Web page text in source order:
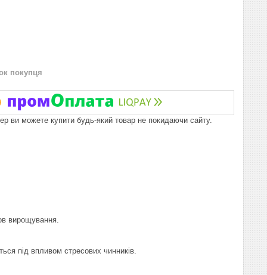
покупця
ви можете купити будь-який товар не покидаючи сайту.
вирощування.
під впливом стресових чинників.